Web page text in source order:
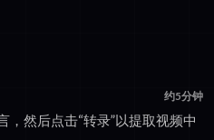
约5分钟
，然后点击“转录”以提取视频中